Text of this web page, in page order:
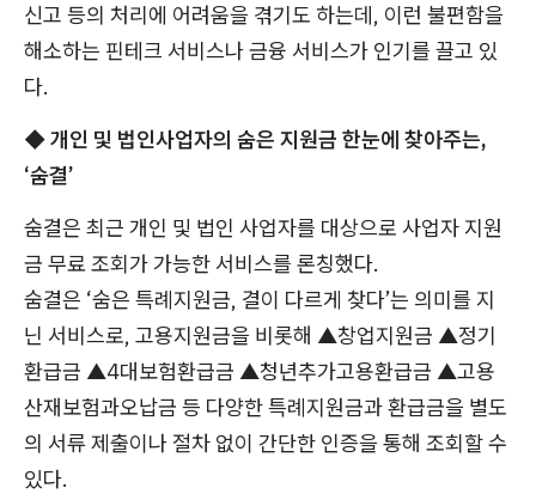
신고 등의 처리에 어려움을 겪기도 하는데, 이런 불편함을
해소하는 핀테크 서비스나 금융 서비스가 인기를 끌고 있
다.
◆ 개인 및 법인사업자의 숨은 지원금 한눈에 찾아주는,
‘숨결’
숨결은 최근 개인 및 법인 사업자를 대상으로 사업자 지원
금 무료 조회가 가능한 서비스를 론칭했다.
숨결은 ‘숨은 특례지원금, 결이 다르게 찾다’는 의미를 지
닌 서비스로, 고용지원금을 비롯해 ▲창업지원금 ▲정기
환급금 ▲4대보험환급금 ▲청년추가고용환급금 ▲고용
산재보험과오납금 등 다양한 특례지원금과 환급금을 별도
의 서류 제출이나 절차 없이 간단한 인증을 통해 조회할 수
있다.